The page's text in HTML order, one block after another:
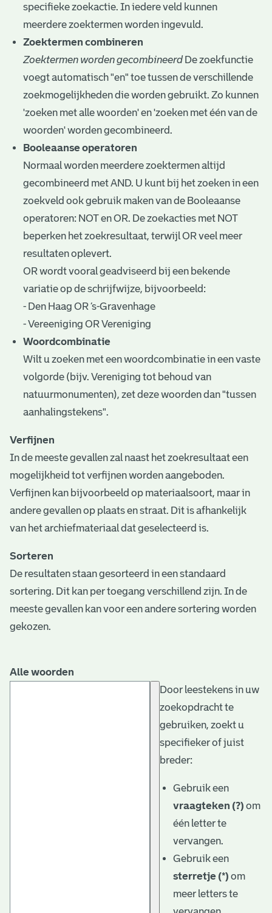
specifieke zoekactie. In iedere veld kunnen
meerdere zoektermen worden ingevuld.
Zoektermen combineren
Zoektermen worden gecombineerdDe zoekfunctie
voegt automatisch "en" toe tussen de verschillende
zoekmogelijkheden die worden gebruikt. Zo kunnen
'zoeken met alle woorden' en 'zoeken met één van de
woorden' worden gecombineerd.
Booleaanse operatoren
Normaal worden meerdere zoektermen altijd
gecombineerd met AND. U kunt bij het zoeken in een
zoekveld ook gebruik maken van de Booleaanse
operatoren: NOT en OR. De zoekacties met NOT
beperken het zoekresultaat, terwijl OR veel meer
resultaten oplevert.
OR wordt vooral geadviseerd bij een bekende
variatie op de schrijfwijze, bijvoorbeeld:
- Den Haag OR ’s-Gravenhage
- Vereeniging OR Vereniging
Woordcombinatie
Wilt u zoeken met een woordcombinatie in een vaste
volgorde (bijv. Vereniging tot behoud van
natuurmonumenten), zet deze woorden dan "tussen
aanhalingstekens".
Verfijnen
In de meeste gevallen zal naast het zoekresultaat een
mogelijkheid tot verfijnen worden aangeboden.
Verfijnen kan bijvoorbeeld op materiaalsoort, maar in
andere gevallen op plaats en straat. Dit is afhankelijk
van het archiefmateriaal dat geselecteerd is.
Sorteren
De resultaten staan gesorteerd in een standaard
sortering. Dit kan per toegang verschillend zijn. In de
meeste gevallen kan voor een andere sortering worden
gekozen.
Alle woorden
Door leestekens in uw
zoekopdracht te
gebruiken, zoekt u
specifieker of juist
breder:
Gebruik een
vraagteken (?) om
één letter te
vervangen.
Gebruik een
sterretje (*) om
meer letters te